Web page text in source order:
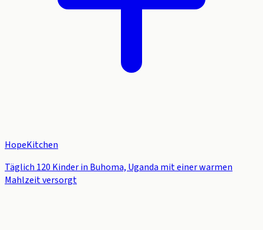
HopeKitchen
Täglich 120 Kinder in Buhoma, Uganda mit einer warmen
Mahlzeit versorgt